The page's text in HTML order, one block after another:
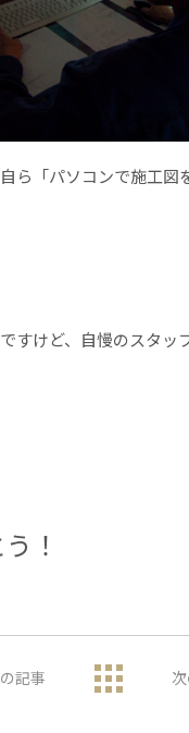
ら 「パソコンで施工図
すけど、自慢のスタッ
！
記事